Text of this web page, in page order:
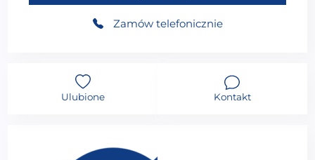
Zamów telefonicznie
Ulubione Kontakt